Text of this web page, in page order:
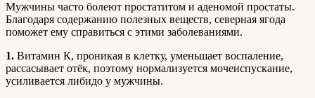
Мужчины часто болеют простатитом и аденомой простаты.
Благодаря содержанию полезных веществ, северная ягода
поможет ему справиться с этими заболеваниями.
1. Витамин К, проникая в клетку, уменьшает воспаление,
рассасывает отёк, поэтому нормализуется мочеиспускание,
усиливается либидо у мужчины.